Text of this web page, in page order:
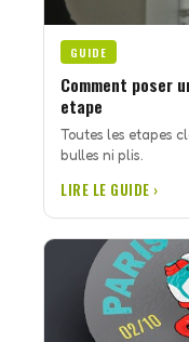
GUIDE
Comment poser
etape
Toutes les etapes
bulles ni plis.
LIRE LE GUIDE ›